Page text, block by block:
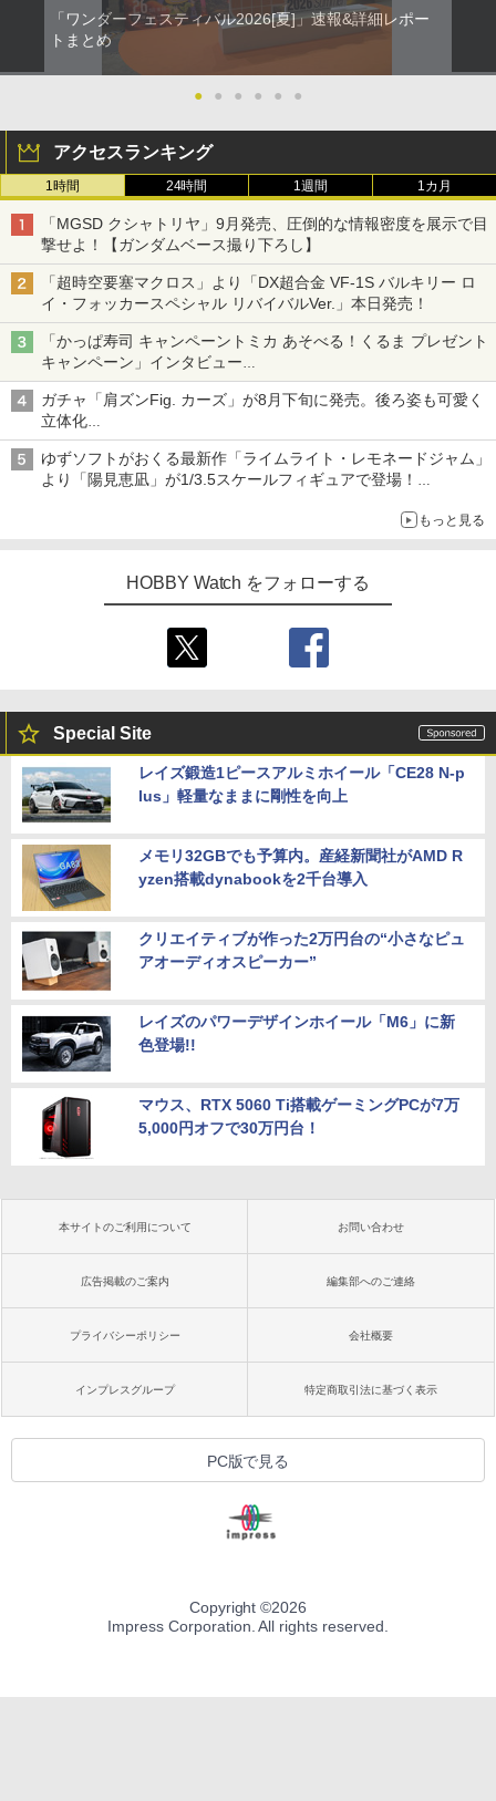
「ワンダーフェスティバル2026[夏]」速報&詳細レポー
トまとめ
● ● ● ● ● ●
アクセスランキング
1時間 24時間 1週間 1カ月
「MGSD クシャトリヤ」9月発売、圧倒的な情報密度を展示で目
撃せよ！【ガンダムベース撮り下ろし】
「超時空要塞マクロス」より「DX超合金 VF-1S バルキリー ロ
イ・フォッカースペシャル リバイバルVer.」本日発売！
「かっぱ寿司 キャンペーントミカ あそべる！くるま プレゼント
キャンペーン」インタビュー
子どもが楽しめるかっぱ寿司ならではの体験とコラボの楽しさを
追求
ガチャ「肩ズンFig. カーズ」が8月下旬に発売。後ろ姿も可愛く
立体化
ライトニング・マックィーンやメーターなど4種がラインナップ
ゆずソフトがおくる最新作「ライムライト・レモネードジャム」
より「陽見恵凪」が1/3.5スケールフィギュアで登場！
もっと見る
HOBBY Watch をフォローする
Special Site
レイズ鍛造1ピースアルミホイール「CE28 N-p
lus」軽量なままに剛性を向上
メモリ32GBでも予算内。産経新聞社がAMD R
yzen搭載dynabookを2千台導入
クリエイティブが作った2万円台の“小さなピュ
アオーディオスピーカー”
レイズのパワーデザインホイール「M6」に新
色登場!!
マウス、RTX 5060 Ti搭載ゲーミングPCが7万
5,000円オフで30万円台！
本サイトのご利用について お問い合わせ
広告掲載のご案内 編集部へのご連絡
プライバシーポリシー 会社概要
インプレスグループ 特定商取引法に基づく表示
PC版で見る
Copyright ©2026
Impress Corporation. All rights reserved.